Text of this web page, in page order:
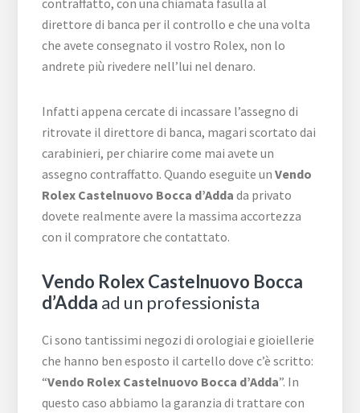
direttore di banca per il controllo e che una volta
che avete consegnato il vostro Rolex, non lo
andrete più rivedere nell’lui nel denaro.
Infatti appena cercate di incassare l’assegno di
ritrovate il direttore di banca, magari scortato dai
carabinieri, per chiarire come mai avete un
assegno contraffatto. Quando eseguite unVendo
Rolex Castelnuovo Bocca d’Adda da privato
dovete realmente avere la massima accortezza
con il compratore che contattato.
Vendo Rolex Castelnuovo Bocca
d’Adda ad un professionista
Ci sono tantissimi negozi di orologiai e gioiellerie
che hanno ben esposto il cartello dove c’è scritto:
“Vendo Rolex Castelnuovo Bocca d’Adda”. In
questo caso abbiamo la garanzia di trattare con